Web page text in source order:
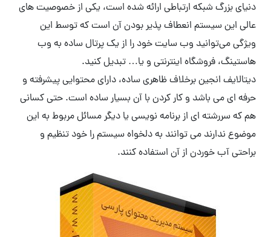
دنیای بزرگ شبکه ارتباطی ارائه شده‌ است، یکی از خصوصیت ‌های
عالی این سیستم انعطاف پذیر بودن آن است که توسط این
ویژگی می‌توانید وب سایت خود را از یک پرتال ساده به وب
هاستینگ، فروشگاه اینترنتی و یا… تبدیل کنید.
دیتالایف انجین برخلاف ظاهری ساده، دارای محتوایی پیشرفته و
حرفه ای می باشد و کار کردن با آن بسیار ساده است. حتی کسانی
هم که سررشته ای از برنامه نویسی یا دیگر مسائل مربوط به این
موضوع ندارند می توانند به دلخواه سیستم را خود تنظیم و
براحتی آب خوردن از آن استفاده کنند.